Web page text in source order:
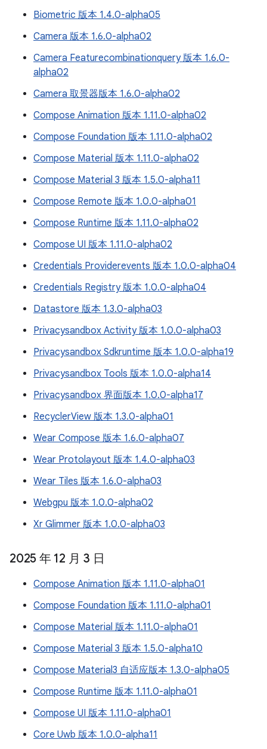
Biometric 版本 1.4.0-alpha05
Camera 版本 1.6.0-alpha02
Camera Featurecombinationquery 版本 1.6.0-
alpha02
Camera 取景器版本 1.6.0-alpha02
Compose Animation 版本 1.11.0-alpha02
Compose Foundation 版本 1.11.0-alpha02
Compose Material 版本 1.11.0-alpha02
Compose Material 3 版本 1.5.0-alpha11
Compose Remote 版本 1.0.0-alpha01
Compose Runtime 版本 1.11.0-alpha02
Compose UI 版本 1.11.0-alpha02
Credentials Providerevents 版本 1.0.0-alpha04
Credentials Registry 版本 1.0.0-alpha04
Datastore 版本 1.3.0-alpha03
Privacysandbox Activity 版本 1.0.0-alpha03
Privacysandbox Sdkruntime 版本 1.0.0-alpha19
Privacysandbox Tools 版本 1.0.0-alpha14
Privacysandbox 界面版本 1.0.0-alpha17
RecyclerView 版本 1.3.0-alpha01
Wear Compose 版本 1.6.0-alpha07
Wear Protolayout 版本 1.4.0-alpha03
Wear Tiles 版本 1.6.0-alpha03
Webgpu 版本 1.0.0-alpha02
Xr Glimmer 版本 1.0.0-alpha03
2025 年 12 月 3 日
Compose Animation 版本 1.11.0-alpha01
Compose Foundation 版本 1.11.0-alpha01
Compose Material 版本 1.11.0-alpha01
Compose Material 3 版本 1.5.0-alpha10
Compose Material3 自适应版本 1.3.0-alpha05
Compose Runtime 版本 1.11.0-alpha01
Compose UI 版本 1.11.0-alpha01
Core Uwb 版本 1.0.0-alpha11